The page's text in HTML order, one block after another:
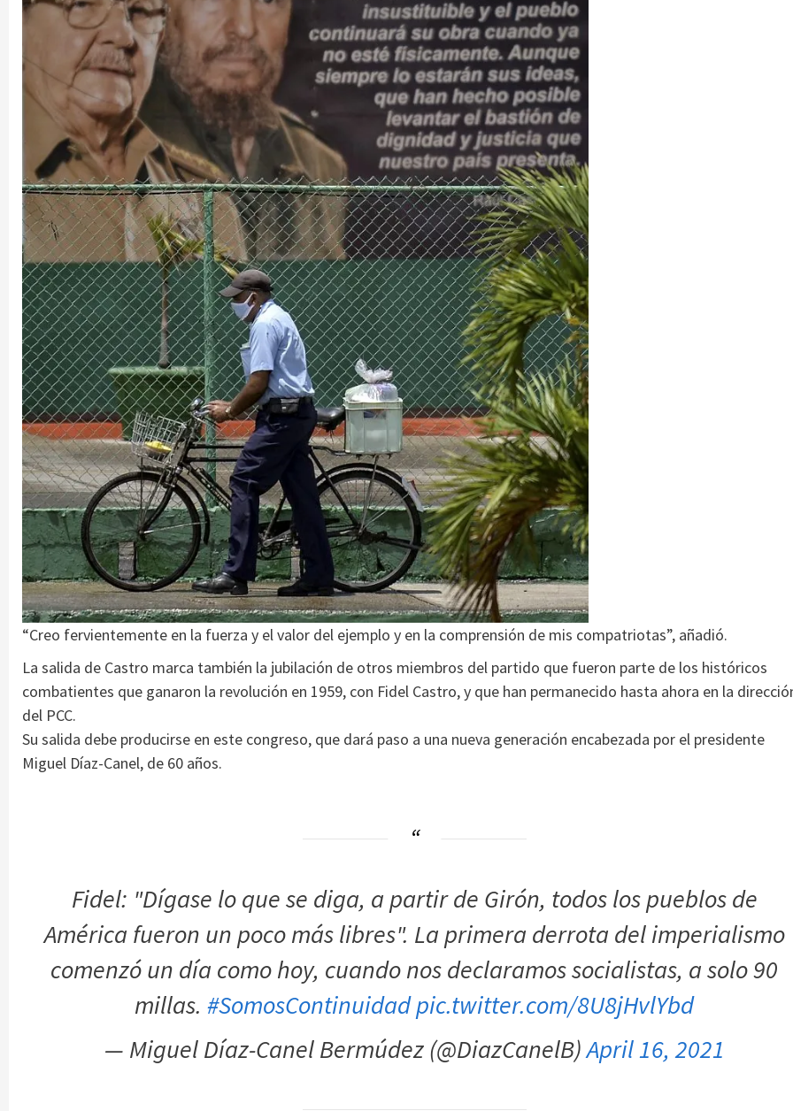
“Creo fervientemente en la fuerza y el valor del ejemplo y en la comprensión de mis compatriotas”, añadió.
La salida de Castro marca también la jubilación de otros miembros del partido que fueron parte de los históricos
combatientes que ganaron la revolución en 1959, con Fidel Castro, y que han permanecido hasta ahora en la
del PCC.
Su salida debe producirse en este congreso, que dará paso a una nueva generación encabezada por el presidente
Miguel Díaz-Canel, de 60 años.
Fidel: "Dígase lo que se diga, a partir de Girón, todos los pueblos de
América fueron un poco más libres". La primera derrota del imperialismo
comenzó un día como hoy, cuando nos declaramos socialistas, a solo 90
millas.#SomosContinuidadpic.twitter.com/8U8jHvlYbd
— Miguel Díaz-Canel Bermúdez (@DiazCanelB)April 16, 2021